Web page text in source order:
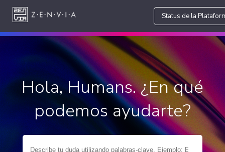
Status de la
Hola, Humans. ¿En qué
podemos ayudarte?